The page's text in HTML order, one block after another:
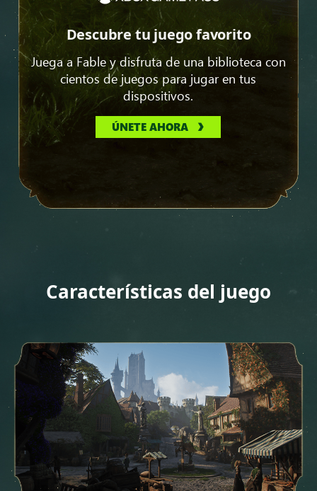
Descubre tu juego favorito
Juega a Fable y disfruta de una biblioteca con
cientos de juegos para jugar en tus
dispositivos.
ÚNETE AHORA
Características del juego